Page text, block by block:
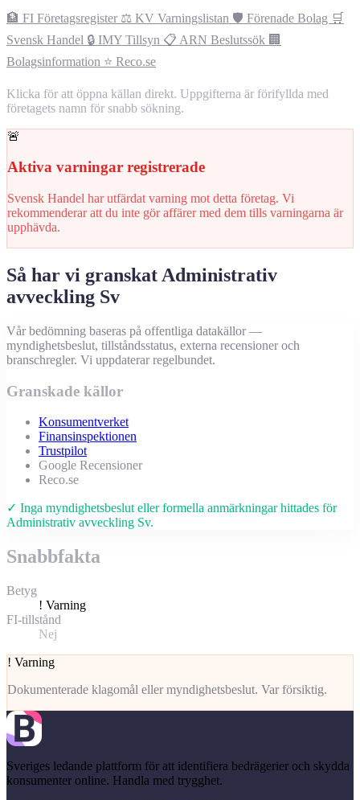
🏦 FI Företagsregister ⚖️ KV Varningslistan 🛡️ Förenade Bolag 🛒
Svensk Handel 🔒 IMY Tillsyn 📋 ARN Beslutssök 🏢
Bolagsinformation ⭐ Reco.se
Klicka för att öppna källan direkt. Uppgifterna är förifyllda med
företagets namn för snabb sökning.
🚨
Aktiva varningar registrerade
Svensk Handel har utfärdat varning mot detta företag. Vi
rekommenderar att du inte gör affärer med dem tills varningarna är
upphävda.
Så har vi granskat Administrativ
avveckling Sv
Vår bedömning baseras på offentliga datakällor —
myndighetsbeslut, tillståndsstatus, externa recensioner och
branschregler. Vi uppdaterar regelbundet.
Granskade källor
Konsumentverket
Finansinspektionen
Trustpilot
Google Recensioner
Reco.se
✓ Inga myndighetsbeslut eller formella anmärkningar hittades för
Administrativ avveckling Sv.
Snabbfakta
Betyg
! Varning
FI-tillstånd
Nej
! Varning
Dokumenterade klagomål eller myndighetsbeslut. Var försiktig.
Sveriges ledande plattform för att identifiera bedrägerier och skydda
konsumenter online. Handla med trygghet.